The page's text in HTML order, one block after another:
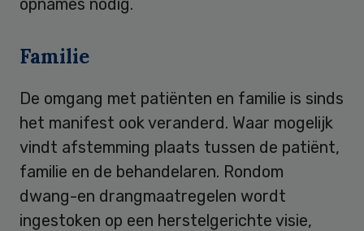
Familie
De omgang met patiënten en familie is sinds
het manifest ook veranderd. Waar mogelijk
vindt afstemming plaats tussen de patiënt,
familie en de behandelaren. Rondom
dwang-en drangmaatregelen wordt
ingestoken op een herstelgerichte visie,